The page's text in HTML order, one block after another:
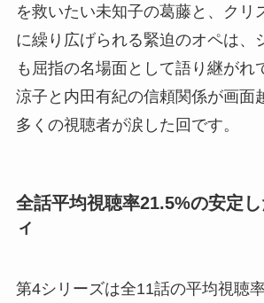
を救いたい未知子の葛藤と、クリ
に繰り広げられる緊迫のオペは、
も屈指の名場面として語り継がれ
涼子と内田有紀の信頼関係が画面
多くの視聴者が涙した回です。
全話平均視聴率21.5%の安定
ィ
第4シリーズは全11話の平均視聴